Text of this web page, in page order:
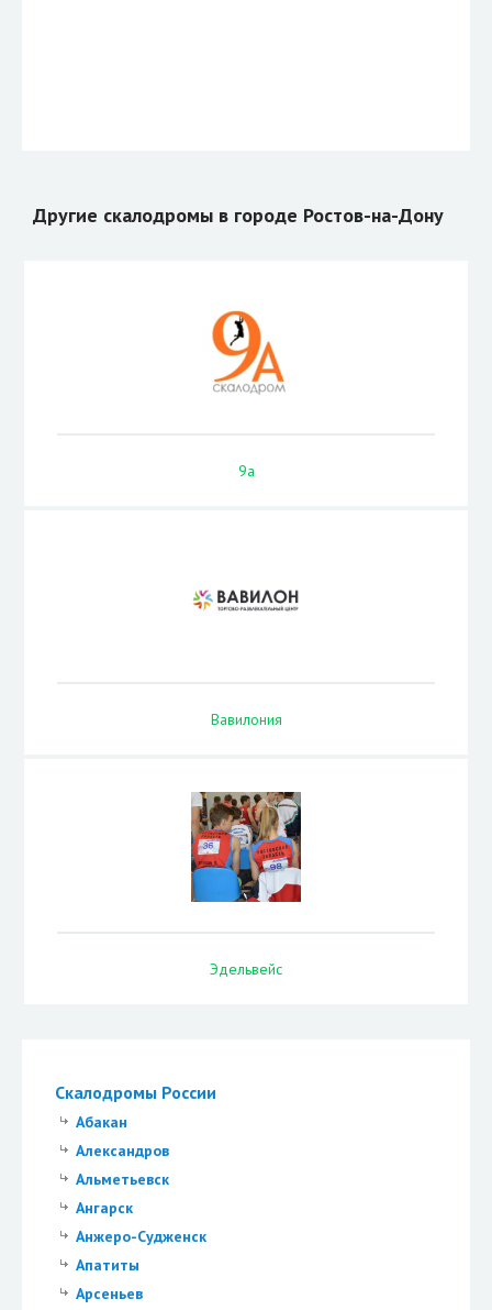
Скалодромы России
Абакан
Александров
Альметьевск
Ангарск
Анжеро-Судженск
Апатиты
Арсеньев
Другие скалодромы в городе Ростов-на-Дону
9а
Вавилония
Эдельвейс